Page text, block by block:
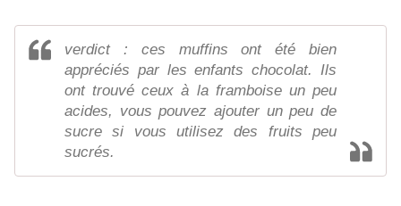
verdict : ces muffins ont été bien
appréciés par les enfants chocolat. Ils
ont trouvé ceux à la framboise un peu
acides, vous pouvez ajouter un peu de
sucre si vous utilisez des fruits peu
sucrés.